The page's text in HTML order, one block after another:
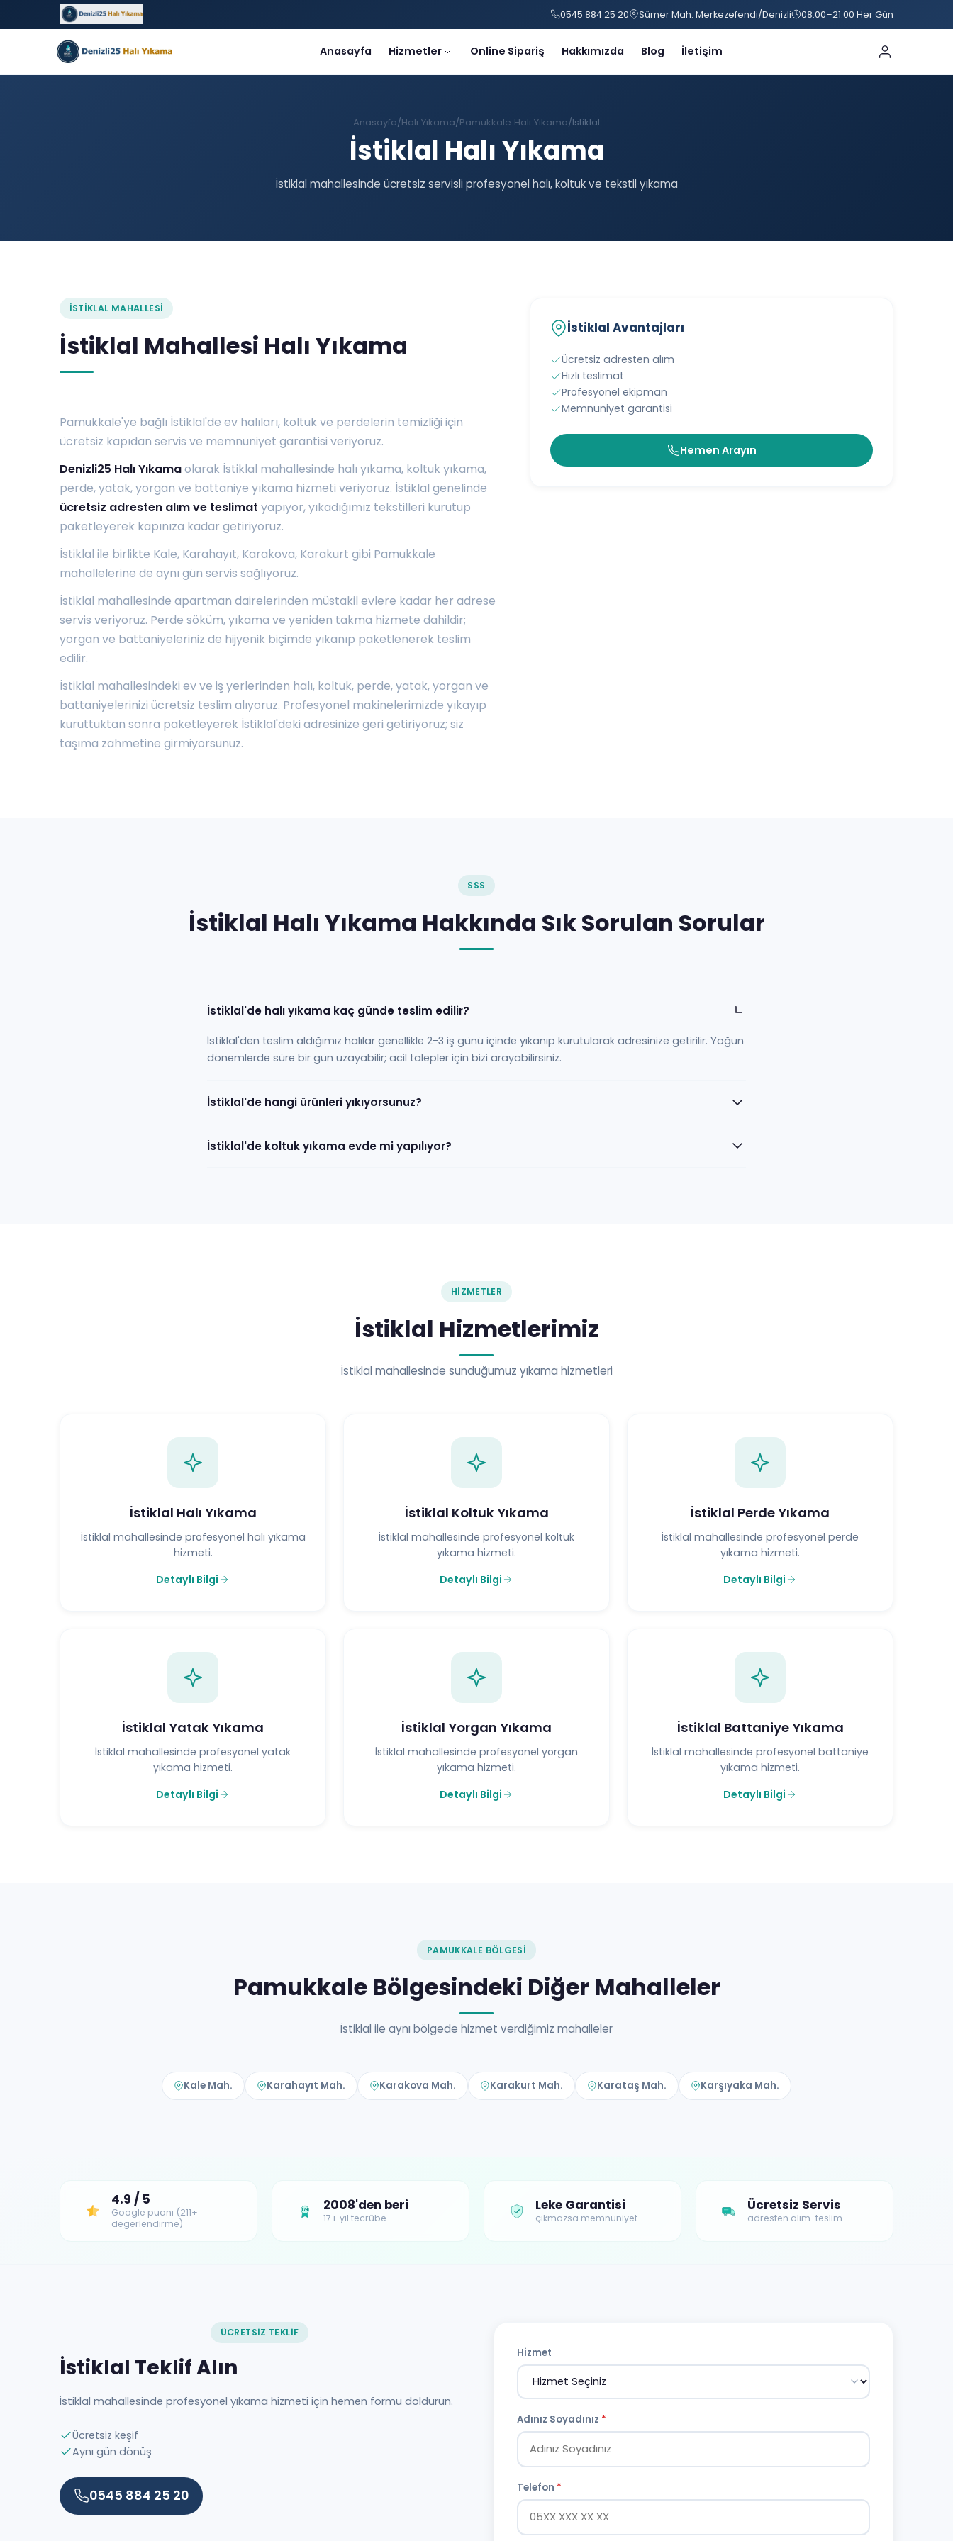
0545 884 25 20 Sümer Mah. Merkezefendi/Denizli 08:00–21:00 Her Gün
Anasayfa Hizmetler Online Sipariş Hakkımızda Blog İletişim
Anasayfa Halı Yıkama Pamukkale Halı Yıkama İstiklal
İstiklal Halı Yıkama
İstiklal mahallesinde ücretsiz servisli profesyonel halı, koltuk ve tekstil yıkama
İSTIKLAL MAHALLESI
İstiklal Mahallesi Halı Yıkama
Pamukkale'ye bağlı İstiklal'de ev halıları, koltuk ve perdelerin temizliği için
ücretsiz kapıdan servis ve memnuniyet garantisi veriyoruz.
Denizli25 Halı Yıkamaolarak İstiklal mahallesinde halı yıkama, koltuk yıkama,
perde, yatak, yorgan ve battaniye yıkama hizmeti veriyoruz. İstiklal genelinde
ücretsiz adresten alım ve teslimat yapıyor, yıkadığımız tekstilleri kurutup
paketleyerek kapınıza kadar getiriyoruz.
İstiklal ile birlikte Kale, Karahayıt, Karakova, Karakurt gibi Pamukkale
mahallelerine de aynı gün servis sağlıyoruz.
İstiklal mahallesinde apartman dairelerinden müstakil evlere kadar her adrese
servis veriyoruz. Perde söküm, yıkama ve yeniden takma hizmete dahildir;
yorgan ve battaniyeleriniz de hijyenik biçimde yıkanıp paketlenerek teslim
edilir.
İstiklal mahallesindeki ev ve iş yerlerinden halı, koltuk, perde, yatak, yorgan ve
battaniyelerinizi ücretsiz teslim alıyoruz. Profesyonel makinelerimizde yıkayıp
kuruttuktan sonra paketleyerek İstiklal'deki adresinize geri getiriyoruz; siz
taşıma zahmetine girmiyorsunuz.
İstiklal Avantajları
Ücretsiz adresten alım
Hızlı teslimat
Profesyonel ekipman
Memnuniyet garantisi
Hemen Arayın
SSS
İstiklal Halı Yıkama Hakkında Sık Sorulan Sorular
İstiklal'de halı yıkama kaç günde teslim edilir?
İstiklal'den teslim aldığımız halılar genellikle 2-3 iş günü içinde yıkanıp kurutularak adresinize getirilir. Yoğun
dönemlerde süre bir gün uzayabilir; acil talepler için bizi arayabilirsiniz.
İstiklal'de hangi ürünleri yıkıyorsunuz?
İstiklal'de koltuk yıkama evde mi yapılıyor?
HIZMETLER
İstiklal Hizmetlerimiz
İstiklal mahallesinde sunduğumuz yıkama hizmetleri
İstiklal Halı Yıkama
İstiklal mahallesinde profesyonel halı yıkama
hizmeti.
Detaylı Bilgi
İstiklal Koltuk Yıkama
İstiklal mahallesinde profesyonel koltuk
yıkama hizmeti.
Detaylı Bilgi
İstiklal Perde Yıkama
İstiklal mahallesinde profesyonel perde
yıkama hizmeti.
Detaylı Bilgi
İstiklal Yatak Yıkama
İstiklal mahallesinde profesyonel yatak
yıkama hizmeti.
Detaylı Bilgi
İstiklal Yorgan Yıkama
İstiklal mahallesinde profesyonel yorgan
yıkama hizmeti.
Detaylı Bilgi
İstiklal Battaniye Yıkama
İstiklal mahallesinde profesyonel battaniye
yıkama hizmeti.
Detaylı Bilgi
PAMUKKALE BÖLGESI
Pamukkale Bölgesindeki Diğer Mahalleler
İstiklal ile aynı bölgede hizmet verdiğimiz mahalleler
Kale Mah. Karahayıt Mah. Karakova Mah. Karakurt Mah. Karataş Mah. Karşıyaka Mah.
4.9 / 5
Google puanı (211+
değerlendirme)
17+ 2008'den beri
17+ yıl tecrübe
Leke Garantisi
çıkmazsa memnuniyet
Ücretsiz Servis
adresten alım-teslim
ÜCRETSIZ TEKLIF
İstiklal Teklif Alın
İstiklal mahallesinde profesyonel yıkama hizmeti için hemen formu doldurun.
Ücretsiz keşif
Aynı gün dönüş
0545 884 25 20
Hizmet
Adınız Soyadınız *
Telefon *